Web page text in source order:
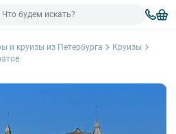
и круизы из Петербурга
Круизы